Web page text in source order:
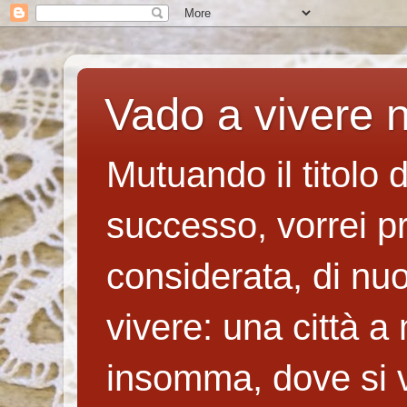
Vado a vivere
Mutuando il titolo
successo, vorrei
considerata, di
vivere: una città a
insomma, dove si